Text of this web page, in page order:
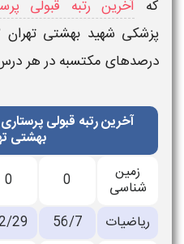
کهآخرین رتبه قبولی
پزشکیشهید بهشتی تهران۱۴۰۲ -
درصدهای مکتسبه در هر درس
آخرین رتبه قبولی پرستاری
بهشتی
زمین
شناسی
ریاضیات
56/7
52/29